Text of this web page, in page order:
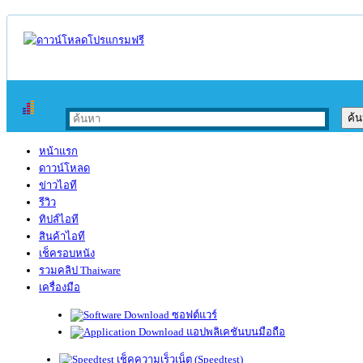
หน้าแรก
ดาวน์โหลด
ข่าวไอที
รีวิว
ทิปส์ไอที
สินค้าไอที
เช็ครอบหนัง
รวมคลิป Thaiware
เครื่องมือ
ซอฟต์แวร์
แอปพลิเคชันบนมือถือ
เช็คความเร็วเน็ต (Speedtest)